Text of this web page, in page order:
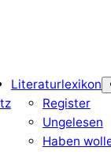
Literaturlexikon
Register
Ungelesen
Haben